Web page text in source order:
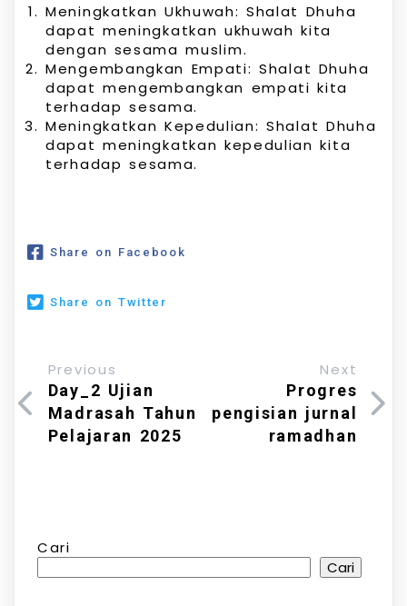
Meningkatkan Ukhuwah: Shalat Dhuha
dapat meningkatkan ukhuwah kita
dengan sesama muslim.
Mengembangkan Empati: Shalat Dhuha
dapat mengembangkan empati kita
terhadap sesama.
Meningkatkan Kepedulian: Shalat Dhuha
dapat meningkatkan kepedulian kita
terhadap sesama.
Share on Facebook
Share on Twitter
Previous
Day_2 Ujian
Madrasah Tahun
Pelajaran 2025
Next
Progres
pengisian jurnal
ramadhan
Cari
Cari